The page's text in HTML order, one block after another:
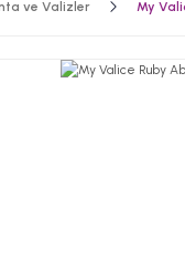
ve Valizler My